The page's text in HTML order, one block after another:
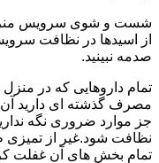
شست و شوی سرویس منزل
از اسیدها در نظافت
صدمه نبینید.
تمام داروهایی که در منزل
مصرف گذشته ای دارید آن
جز موارد ضروری نگه
نظافت شود.غیر از تمیزی
تمام بخش های آن غفلت